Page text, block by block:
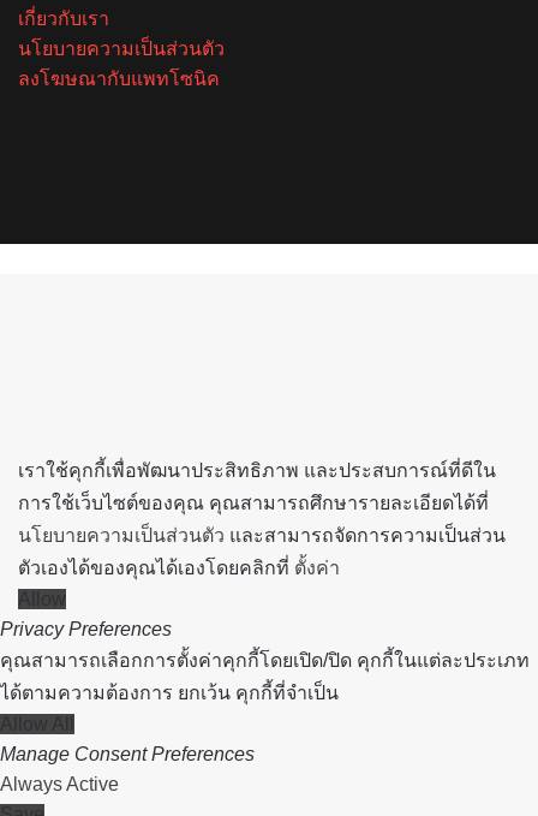
เกี่ยวกับเรา
นโยบายความเป็นส่วนตัว
ลงโฆษณากับแพทโซนิค
เราใช้คุกกี้เพื่อพัฒนาประสิทธิภาพ และประสบการณ์ที่ดีใน
การใช้เว็บไซต์ของคุณ คุณสามารถศึกษารายละเอียดได้ที่
นโยบายความเป็นส่วนตัว และสามารถจัดการความเป็นส่วน
ตัวเองได้ของคุณได้เองโดยคลิกที่ ตั้งค่า
Allow
Privacy Preferences
คุณสามารถเลือกการตั้งค่าคุกกี้โดยเปิด/ปิด คุกกี้ในแต่ละประเภท
ได้ตามความต้องการ ยกเว้น คุกกี้ที่จำเป็น
Allow All
Manage Consent Preferences
Always Active